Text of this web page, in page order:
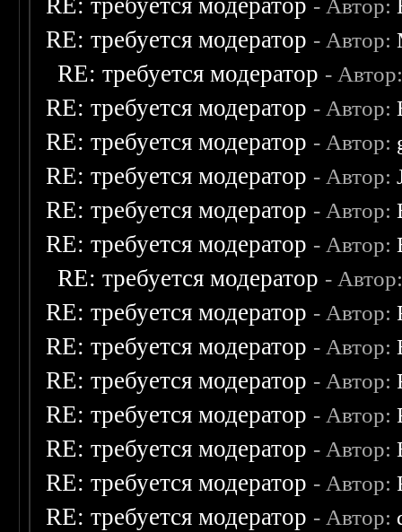
RE: требуется модератор - Автор:
RE: требуется модератор - Автор:
RE: требуется модератор -
RE: требуется модератор - Автор:
RE: требуется модератор - Автор:
RE: требуется модератор - Автор:
RE: требуется модератор - Автор:
RE: требуется модератор - Автор:
RE: требуется модератор -
RE: требуется модератор - Автор:
RE: требуется модератор - Автор:
RE: требуется модератор - Автор:
RE: требуется модератор - Автор:
RE: требуется модератор - Автор:
RE: требуется модератор - Автор:
RE: требуется модератор - Автор: